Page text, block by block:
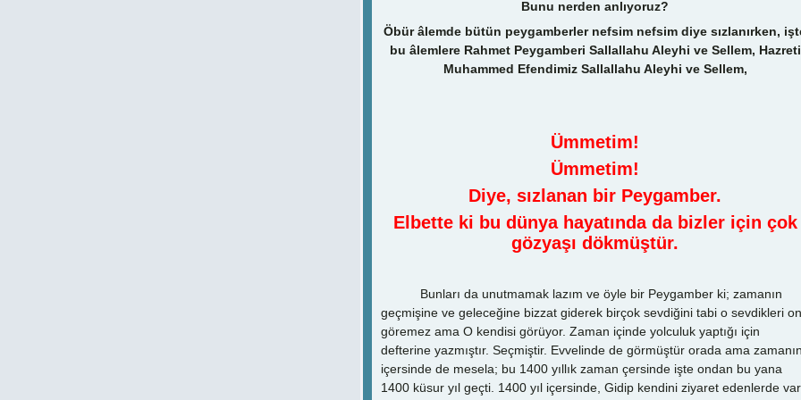
Bunu nerden anlıyoruz?
Öbür âlemde bütün peygamberler nefsim nefsim diye sızlanırken,
bu âlemlere Rahmet Peygamberi Sallallahu Aleyhi ve Sellem, Hazreti
Muhammed Efendimiz Sallallahu Aleyhi ve Sellem,
Ümmetim!
Ümmetim!
Diye, sızlanan bir Peygamber.
Elbette ki bu dünya hayatında da bizler için çok
gözyaşı dökmüştür.
Bunları da unutmamak lazım ve öyle bir Peygamber ki; zamanın
geçmişine ve geleceğine bizzat giderek birçok sevdiğini tabi o sevdikleri
göremez ama O kendisi görüyor. Zaman içinde yolculuk yaptığı için
defterine yazmıştır. Seçmiştir. Evvelinde de görmüştür orada ama
içersinde de mesela; bu 1400 yıllık zaman çersinde işte ondan bu yana
1400 küsur yıl geçti. 1400 yıl içersinde, Gidip kendini ziyaret edenlerde